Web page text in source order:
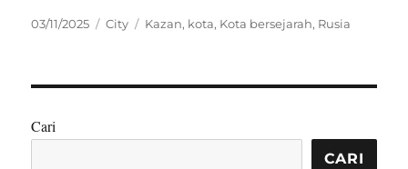
Posted
03/11/2025 Categories
City Tags
Kazan, kota, Kota bersejarah, Rusia
Cari
CARI